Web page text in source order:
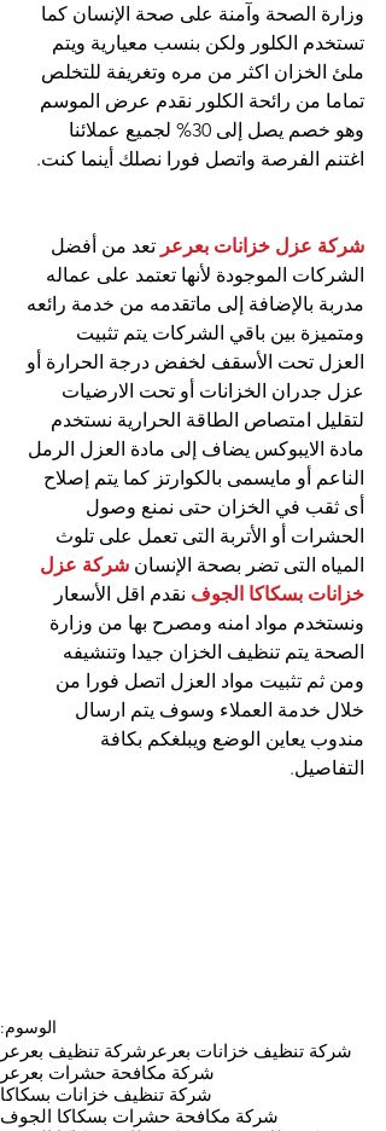
وزارة الصحة وآمنة على صحة الإنسان كما
تستخدم الكلور ولكن بنسب معيارية ويتم
ملئ الخزان اكثر من مره وتغريفة للتخلص
تماما من رائحة الكلور نقدم عرض الموسم
وهو خصم يصل إلى 30% لجميع عملائنا
اغتنم الفرصة واتصل فورا نصلك أينما كنت.
شركة عزل خزانات بعرعر تعد من أفضل
الشركات الموجودة لأنها تعتمد على عماله
مدربة بالإضافة إلى ماتقدمه من خدمة رائعه
ومتميزة بين باقي الشركات يتم تثبيت
العزل تحت الأسقف لخفض درجة الحرارة أو
عزل جدران الخزانات أو تحت الارضيات
لتقليل امتصاص الطاقة الحرارية نستخدم
مادة الايبوكس يضاف إلى مادة العزل الرمل
الناعم أو مايسمى بالكوارتز كما يتم إصلاح
أى ثقب في الخزان حتى نمنع وصول
الحشرات أو الأتربة التى تعمل على تلوث
المياه التى تضر بصحة الإنسان شركة عزل
خزانات بسكاكا الجوف نقدم اقل الأسعار
ونستخدم مواد امنه ومصرح بها من وزارة
الصحة يتم تنظيف الخزان جيدا وتنشيفه
ومن ثم تثبيت مواد العزل اتصل فورا من
خلال خدمة العملاء وسوف يتم ارسال
مندوب يعاين الوضع ويبلغكم بكافة
التفاصيل.
الوسوم:
شركة تنظيف خزانات بعرعر شركة تنظيف بعرعر
شركة مكافحة حشرات بعرعر
شركة تنظيف خزانات بسكاكا
شركة مكافحة حشرات بسكاكا الجوف